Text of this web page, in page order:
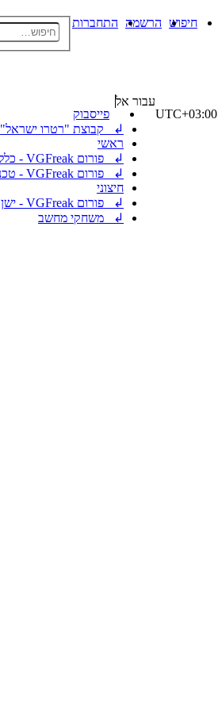
התחברות הרשמה חיפוש
עבור אל
פייסבוק
↲ קבוצת "רטרו ישראל"
ראשי
↲ פורום VGFreak - כללי
↲ פורום VGFreak - טכני
חיצוני
↲ פורום VGFreak - ישן
↲ משחקי מחשב
UTC+03:00